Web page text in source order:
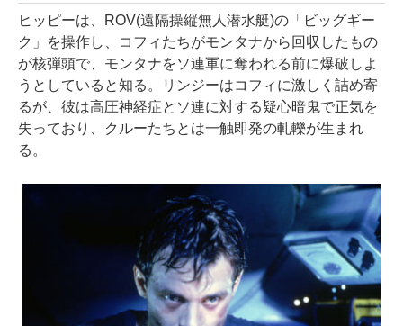
ヒッピーは、ROV(遠隔操縦無人潜水艇)の「ビッグギー
ク」を操作し、コフィたちがモンタナから回収したもの
が核弾頭で、モンタナをソ連軍に奪われる前に爆破しよ
うとしていると知る。リンジーはコフィに激しく詰め寄
るが、彼は高圧神経症とソ連に対する疑心暗鬼で正気を
失っており、クルーたちとは一触即発の軋轢が生まれ
る。